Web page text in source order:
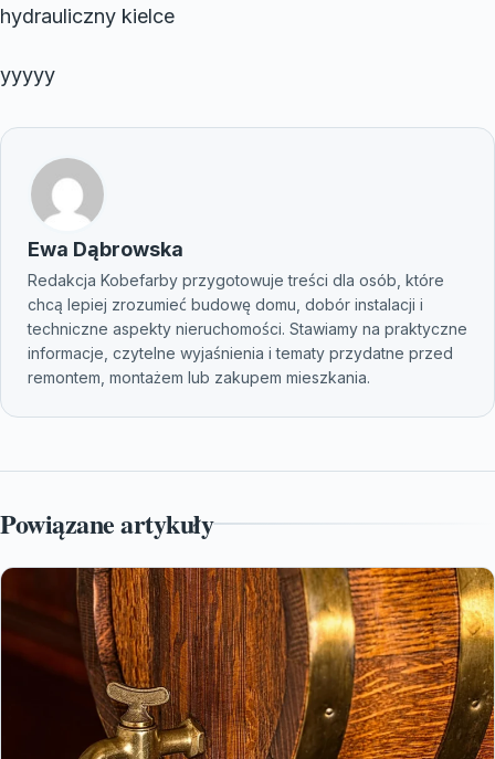
hydrauliczny kielce
yyyyy
Ewa Dąbrowska
Redakcja Kobefarby przygotowuje treści dla osób, które
chcą lepiej zrozumieć budowę domu, dobór instalacji i
techniczne aspekty nieruchomości. Stawiamy na praktyczne
informacje, czytelne wyjaśnienia i tematy przydatne przed
remontem, montażem lub zakupem mieszkania.
Powiązane artykuły